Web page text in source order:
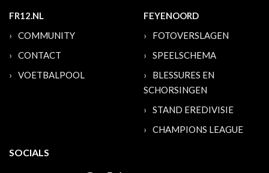
FR12.NL
COMMUNITY
CONTACT
VOETBALPOOL
FEYENOORD
FOTOVERSLAGEN
SPEELSCHEMA
BLESSURES EN
SCHORSINGEN
STAND EREDIVISIE
CHAMPIONS LEAGUE
SOCIALS